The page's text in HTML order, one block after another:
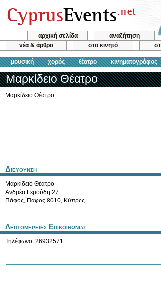
αρχική σελίδα αναζήτηση
νέα & άρθρα
στο κινητό
μουσική χορός θέατρο κινηματογράφος
Μαρκίδειο Θέατρο
Μαρκίδειο Θέατρο
Διευθυνση
Μαρκίδειο Θέατρο
Ανδρέα Γερούδη 27
Πάφος, Πάφος 8010, Κύπρος
Λεπτομερειες Επικοινωνιας
Τηλέφωνο: 26932571